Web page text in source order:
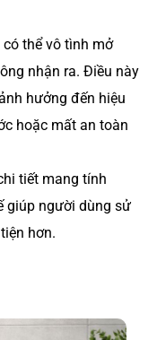
thể vô tình mở
nhận ra. Điều này
hưởng đến hiệu
hoặc mất an toàn
tiết mang tính
giúp người dùng sử
hơn.